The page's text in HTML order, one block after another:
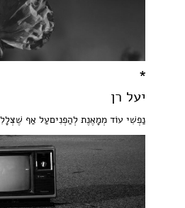
*
יעל רן
נַפְשִׁי עוֹד מְמָאֶנֶת לְהַפְנִיםעַל אַף